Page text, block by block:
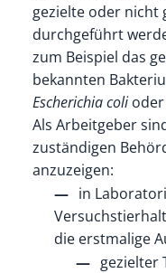
gezielte oder nicht
durchgeführt
zum Beispiel das
bekannten
Escherichia colioder
Als Arbeitgeber
zuständigen
anzuzeigen:
in
die erstmalige
gezielter